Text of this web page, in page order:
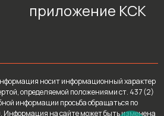
приложение КСК
носит информационный характер
определяемой положениями ст. 437 (2)
информации просьба обращаться по
на сайте может быть изменена